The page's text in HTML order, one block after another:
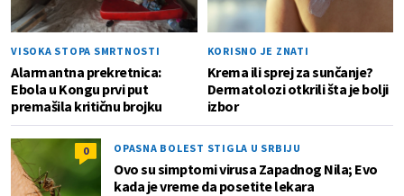
VISOKA STOPA SMRTNOSTI
Alarmantna prekretnica:
Ebola u Kongu prvi put
premašila kritičnu brojku
KORISNO JE ZNATI
Krema ili sprej za sunčanje?
Dermatolozi otkrili šta je bolji
izbor
0 OPASNA BOLEST STIGLA U SRBIJU
Ovo su simptomi virusa Zapadnog Nila; Evo
kada je vreme da posetite lekara